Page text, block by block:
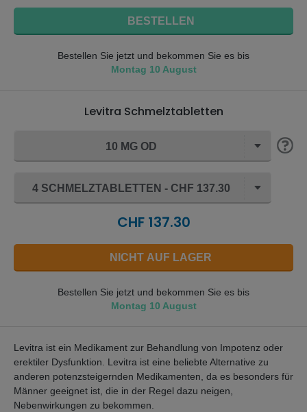
BESTELLEN
Bestellen Sie jetzt und bekommen Sie es bis
Montag 10 August
Levitra Schmelztabletten
10 MG OD
4 SCHMELZTABLETTEN - CHF 137.30
CHF 137.30
NICHT AUF LAGER
Bestellen Sie jetzt und bekommen Sie es bis
Montag 10 August
Levitra ist ein Medikament zur Behandlung von Impotenz oder
erektiler Dysfunktion. Levitra ist eine beliebte Alternative zu
anderen potenzsteigernden Medikamenten, da es besonders für
Männer geeignet ist, die in der Regel dazu neigen,
Nebenwirkungen zu bekommen.